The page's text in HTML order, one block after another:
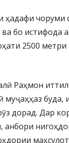
ҳадафи чоруми
бо истифода
2500 метри
Раҳмон
муҷаҳҳаз
дорад. Дар
анбори